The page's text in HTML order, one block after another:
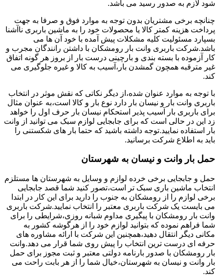
شود لازم به صدور رسید می باشد.
چنانچه برخی مشتریان بدون توجه به موارد فوق و صرفا به جهت
پرداخت هزینه کمتر کالا یا محصولات خود را به ماشین باربری ناآشنا
بسپارد مسئولیت کلیه مشکلات پیش آمده با خود آن ها می
باشد.شرکت باربری وانت بار رومشکان با داشتن رانندگان مجرب و
کار آزموده با بسته بندی و بارچینی درست بار از بروز هر گونه اتفاق
غیر مترقبه همچون گمشدن بار،آسیب به کالا و غیره جلوگیری می
کند.
با توجه به موارد عنوان شده،از دیگر نکاتی که نقش موثر در انتخاب
باربری وانت بار و نیسان بار دارد نوع بار و کالا است،به عنوان مثال
برای باربری بار آسیب پذیر استحکام نیسان بار حرف اول را خواهد
زد این در حالی است که برای جابجایی لوازم سبک می توانید از وانت
بار استفاده نمایید.توجه داشته باشید که حتما بار های شکستنی را
باید به اطلاع شرکت برسانید.
حمل بار وانت و نیسان به شهرستان
حمل و جابجایی برخی خرده لوازم و وسایل به شهرستان ها مستلزم
انتخاب ماشین باری سبک تر است،تصور کنید شما قصد جابجایی
برخی لوازم را از رومشکان به جنوب را دارید برای این کار در ابتدا
می بایست یک شرکت باربری معتبر را انتخاب نمایید.شرکت باربری
وانت بار رومشکان با پیگیری مداوم شبانه روزی،شرایطی را برای
شما فراهم نموده که بتوانید لوازم خود را از هرگوشه کشور به
مکانی دیگر انتقال دهید،همچنین این شرکت با ارائه مشاوره های
حرفه ای درست ترین انتخاب را پیش روی شما قرار می دهد.وانت
بار رومشکان با صدور بارنامه دولتی معتبر و ثبت مجوز برای حمل
بار وانت و نیسان به شهرستان،خیال شما را از هر بابت راحت می
کند.